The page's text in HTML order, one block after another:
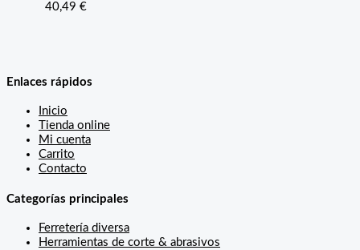
40,49 €
Enlaces rápidos
Inicio
Tienda online
Mi cuenta
Carrito
Contacto
Categorías principales
Ferretería diversa
Herramientas de corte & abrasivos